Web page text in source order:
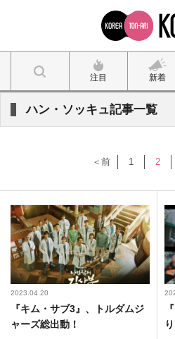
注目 新着
ハン・ソッキュ記事一覧
＜前 1 2
2023.04.20
『キム・サブ3』、トルダムジ
ャーズ総出動！